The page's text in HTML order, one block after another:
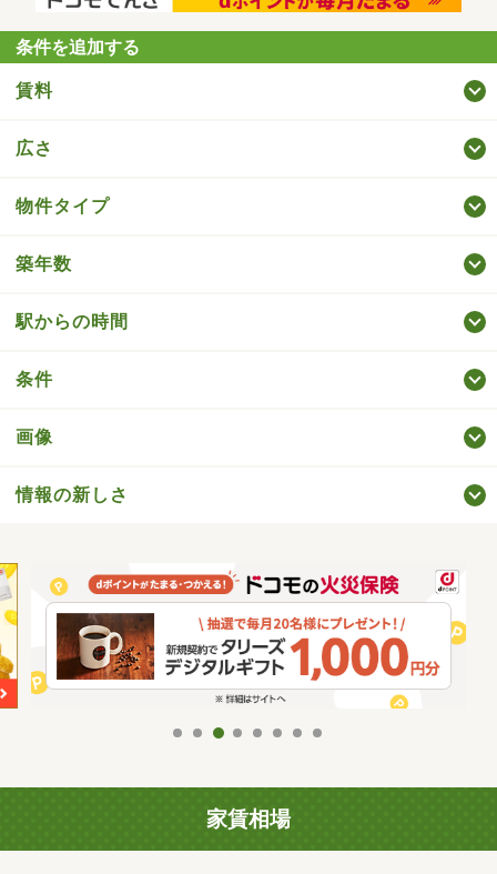
条件を追加する
賃料
広さ
物件タイプ
築年数
駅からの時間
条件
画像
情報の新しさ
家賃相場